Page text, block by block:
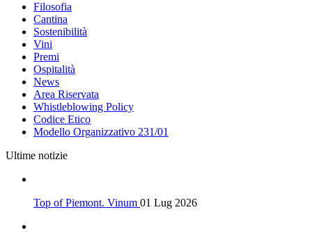
Filosofia
Cantina
Sostenibilità
Vini
Premi
Ospitalità
News
Area Riservata
Whistleblowing Policy
Codice Etico
Modello Organizzativo 231/01
Ultime notizie
Top of Piemont. Vinum 01 Lug 2026